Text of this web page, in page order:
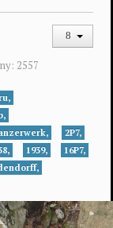
2557
2P7,
1939,
16P7,